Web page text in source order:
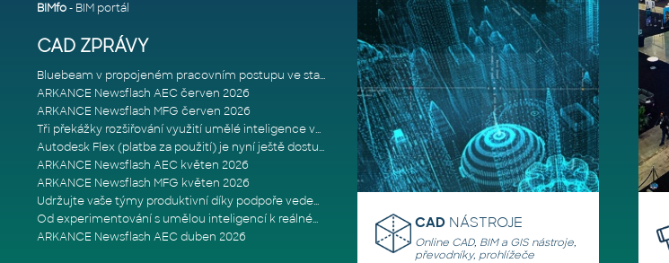
BIMfo- BIM portál
CAD ZPRÁVY
Bluebeam v propojeném pracovním postupu ve stavebnictví: Proč je int
ARKANCE Newsflash AEC červen 2026
ARKANCE Newsflash MFG červen 2026
Tři překážky rozšiřování využití umělé inteligence ve stavebním prům
Autodesk Flex (platba za použití) je nyní ještě dostupnější
ARKANCE Newsflash AEC květen 2026
ARKANCE Newsflash MFG květen 2026
Udržujte vaše týmy produktivní díky podpoře vedené odborníky
Od experimentování s umělou inteligencí k reálnému dopadu na podniká
ARKANCE Newsflash AEC duben 2026
CAD NÁSTROJE
Online CAD, BIM a GIS nástroje,
převodníky, prohlížeče